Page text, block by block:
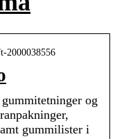
2000038556
og
gummilister i